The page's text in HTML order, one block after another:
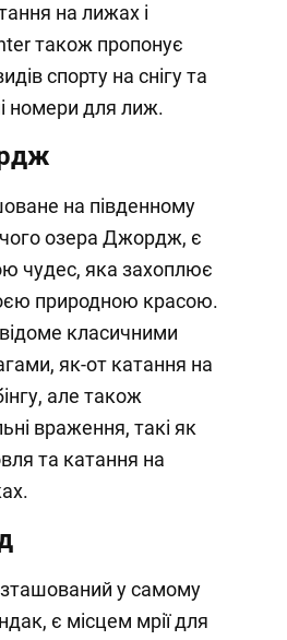
на лижах і
також пропонує
спорту на снігу та
номери для лиж.
на південному
озера Джордж, є
чудес, яка захоплює
природною красою.
класичними
як-от катання на
але також
враження, такі як
та катання на
у самому
є місцем мрії для